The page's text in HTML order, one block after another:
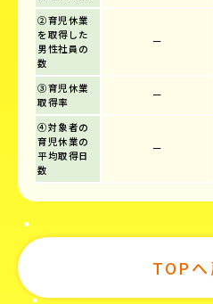
②育児休業
を取得した
男性社員の
数
ー
③育児休業
取得率
ー
④対象者の
育児休業の
平均取得日
数
ー
TOPへ